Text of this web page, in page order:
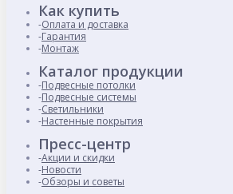
Как купить
Оплата и доставка
Гарантия
Монтаж
Каталог продукции
Подвесные потолки
Подвесные системы
Светильники
Настенные покрытия
Пресс-центр
Акции и скидки
Новости
Обзоры и советы